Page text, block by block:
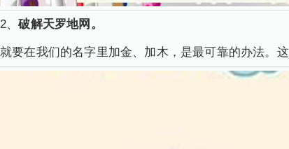
2、破解天罗地网。
就要在我们的名字里加金、加木，是最可靠的办法。